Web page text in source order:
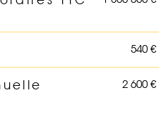
540 €
2 600 €